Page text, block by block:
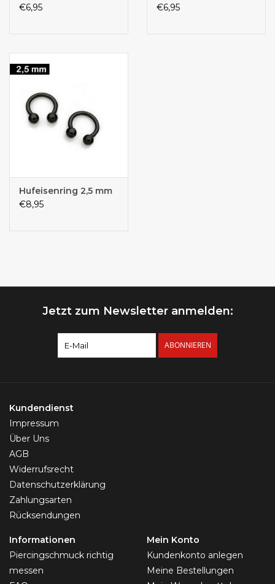
€6,95
€6,95
Hufeisenring 2,5 mm
€8,95
Jetzt zum Newsletter anmelden:
ABONNIEREN
Kundendienst
Impressum
Über Uns
AGB
Widerrufsrecht
Datenschutzerklärung
Zahlungsarten
Rücksendungen
Informationen
Piercingschmuck richtig
messen
Mein Konto
Kundenkonto anlegen
Meine Bestellungen